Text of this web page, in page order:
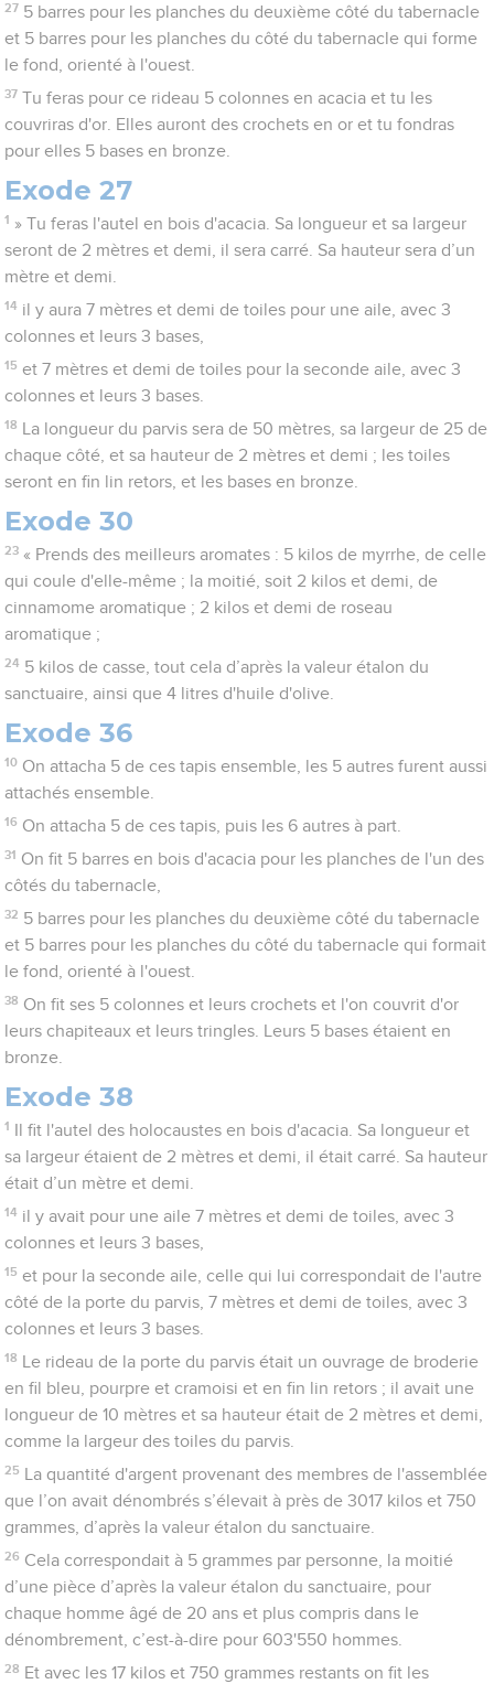
27 5 barres pour les planches du deuxième côté du tabernacle
et 5 barres pour les planches du côté du tabernacle qui forme
le fond, orienté à l'ouest.
37 Tu feras pour ce rideau 5 colonnes en acacia et tu les
couvriras d'or. Elles auront des crochets en or et tu fondras
pour elles 5 bases en bronze.
Exode 27
1 » Tu feras l'autel en bois d'acacia. Sa longueur et sa largeur
seront de 2 mètres et demi, il sera carré. Sa hauteur sera d’un
mètre et demi.
14 il y aura 7 mètres et demi de toiles pour une aile, avec 3
colonnes et leurs 3 bases,
15 et 7 mètres et demi de toiles pour la seconde aile, avec 3
colonnes et leurs 3 bases.
18
La longueur du parvis sera de 50 mètres, sa largeur de 25 de
chaque côté, et sa hauteur de 2 mètres et demi ; les toiles
seront en fin lin retors, et les bases en bronze.
Exode 30
23 « Prends des meilleurs aromates : 5 kilos de myrrhe, de celle
qui coule d'elle-même ; la moitié, soit 2 kilos et demi, de
cinnamome aromatique ; 2 kilos et demi de roseau
aromatique ;
24 5 kilos de casse, tout cela d’après la valeur étalon du
sanctuaire, ainsi que 4 litres d'huile d'olive.
Exode 36
10 On attacha 5 de ces tapis ensemble, les 5 autres furent aussi
attachés ensemble.
16 On attacha 5 de ces tapis, puis les 6 autres à part.
31 On fit 5 barres en bois d'acacia pour les planches de l'un des
côtés du tabernacle,
32 5 barres pour les planches du deuxième côté du tabernacle
et 5 barres pour les planches du côté du tabernacle qui formait
le fond, orienté à l'ouest.
38 On fit ses 5 colonnes et leurs crochets et l'on couvrit d'or
leurs chapiteaux et leurs tringles. Leurs 5 bases étaient en
bronze.
Exode 38
1
Il fit l'autel des holocaustes en bois d'acacia. Sa longueur et
sa largeur étaient de 2 mètres et demi, il était carré. Sa hauteur
était d’un mètre et demi.
14 il y avait pour une aile 7 mètres et demi de toiles, avec 3
colonnes et leurs 3 bases,
15 et pour la seconde aile, celle qui lui correspondait de l'autre
côté de la porte du parvis, 7 mètres et demi de toiles, avec 3
colonnes et leurs 3 bases.
18
Le rideau de la porte du parvis était un ouvrage de broderie
en fil bleu, pourpre et cramoisi et en fin lin retors ; il avait une
longueur de 10 mètres et sa hauteur était de 2 mètres et demi,
comme la largeur des toiles du parvis.
25
La quantité d'argent provenant des membres de l'assemblée
que l’on avait dénombrés s’élevait à près de 3017 kilos et 750
grammes, d’après la valeur étalon du sanctuaire.
26 Cela correspondait à 5 grammes par personne, la moitié
d’une pièce d’après la valeur étalon du sanctuaire, pour
chaque homme âgé de 20 ans et plus compris dans le
dénombrement, c’est-à-dire pour 603'550 hommes.
28 Et avec les 17 kilos et 750 grammes restants on fit les